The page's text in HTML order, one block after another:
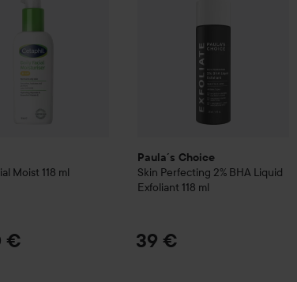
Moist 118 ml
€
Paula´s Choice
Skin Perfecting 2% BHA Liquid
Exfoliant 118 ml
39 €